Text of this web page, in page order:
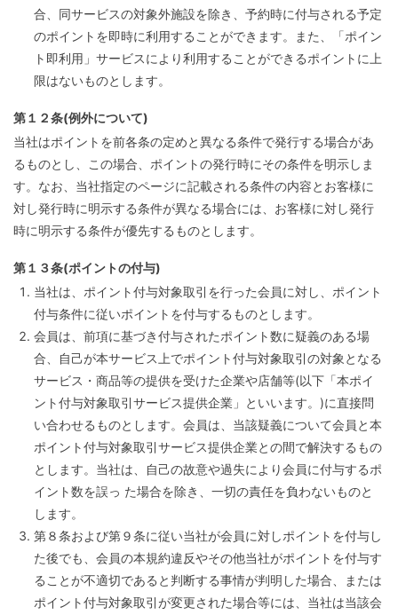
合、同サービスの対象外施設を除き、予約時に付与される予定
のポイントを即時に利用することができます。また、「ポイン
ト即利用」サービスにより利用することができるポイントに上
限はないものとします。
第１２条(例外について)
当社はポイントを前各条の定めと異なる条件で発行する場合があ
るものとし、この場合、ポイントの発行時にその条件を明示しま
す。なお、当社指定のページに記載される条件の内容とお客様に
対し発行時に明示する条件が異なる場合には、お客様に対し発行
時に明示する条件が優先するものとします。
第１３条(ポイントの付与)
当社は、ポイント付与対象取引を行った会員に対し、ポイント
付与条件に従いポイントを付与するものとします。
会員は、前項に基づき付与されたポイント数に疑義のある場
合、自己が本サービス上でポイント付与対象取引の対象となる
サービス・商品等の提供を受けた企業や店舗等(以下「本ポイ
ント付与対象取引サービス提供企業」といいます。)に直接問
い合わせるものとします。会員は、当該疑義について会員と本
ポイント付与対象取引サービス提供企業との間で解決するもの
とします。当社は、自己の故意や過失により会員に付与するポ
イント数を誤っ た場合を除き、一切の責任を負わないものと
します。
第８条および第９条に従い当社が会員に対しポイントを付与し
た後でも、会員の本規約違反やその他当社がポイントを付与す
ることが不適切であると判断する事情が判明した場合、または
ポイント付与対象取引が変更された場合等には、当社は当該会